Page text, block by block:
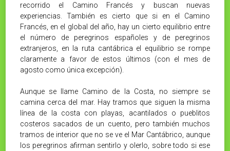
recorrido el Camino Francés y buscan nuevas
experiencias. También es cierto que si en el Camino
Francés, en el global del año, hay un cierto equilibrio entre
el número de peregrinos españoles y de peregrinos
extranjeros, en la ruta cantábrica el equilibrio se rompe
claramente a favor de estos últimos (con el mes de
agosto como única excepción).
Aunque se llame Camino de la Costa, no siempre se
camina cerca del mar. Hay tramos que siguen la misma
línea de la costa con playas, acantilados o pueblitos
costeros sacados de un cuento, pero también muchos
tramos de interior que no se ve el Mar Cantábrico, aunque
los peregrinos afirman sentirlo y olerlo, sobre todo si ese